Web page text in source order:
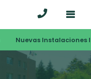
Nuevas Instalaciones